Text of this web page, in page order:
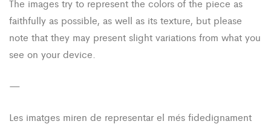
The images try to represent the colors of the piece as
faithfully as possible, as well as its texture, but please
note that they may present slight variations from what you
see on your device.
—
Les imatges miren de representar el més fidedignament